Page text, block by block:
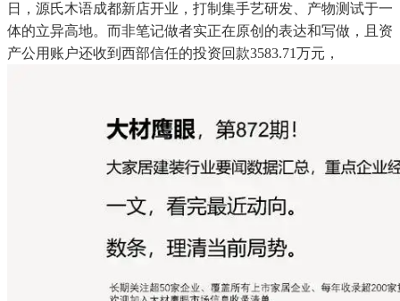
日，源氏木语成都新店开业，打制集手艺研发、产物测试于一
体的立异高地。而非笔记做者实正在原创的表达和写做，且资
产公用账户还收到西部信任的投资回款3583.71万元，